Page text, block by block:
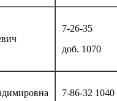
7-26-35
доб. 1070
7-86-32 1040